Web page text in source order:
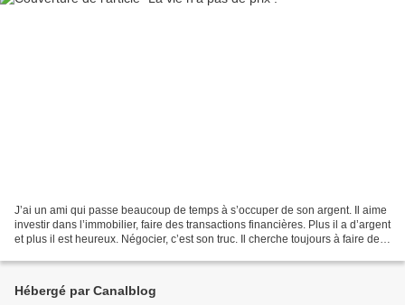
J’ai un ami qui passe beaucoup de temps à s’occuper de son argent. Il aime
investir dans l’immobilier, faire des transactions financières. Plus il a d’argent
et plus il est heureux. Négocier, c’est son truc. Il cherche toujours à faire des
Hébergé par Canalblog